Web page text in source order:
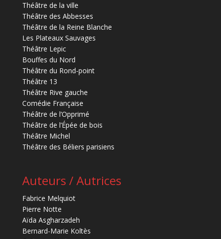
Théâtre de la ville
Théâtre des Abbesses
Théâtre de la Reine Blanche
Les Plateaux Sauvages
Théâtre Lepic
Bouffes du Nord
Théâtre du Rond-point
Théâtre 13
Théâtre Rive gauche
Comédie Française
Théâtre de l’Opprimé
Théâtre de l’Épée de bois
Théâtre Michel
Théâtre des Béliers parisiens
Auteurs / Autrices
Fabrice Melquiot
Pierre Notte
Aïda Asgharzadeh
Bernard-Marie Koltès